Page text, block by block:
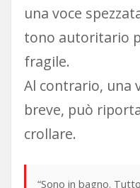
una voce
tono autoritario
fragile.
Al contrario, una
breve, può
crollare.
“Sono in bagno.